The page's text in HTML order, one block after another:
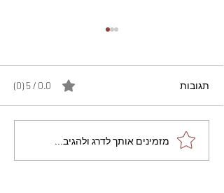
מתכון מנצח עוגת מייפל
שוקולד בחושה וקלה - זיוה
תגובות 0.0 / 5 ‏(0)
מזמינים אותך לדרג ולהגיב...